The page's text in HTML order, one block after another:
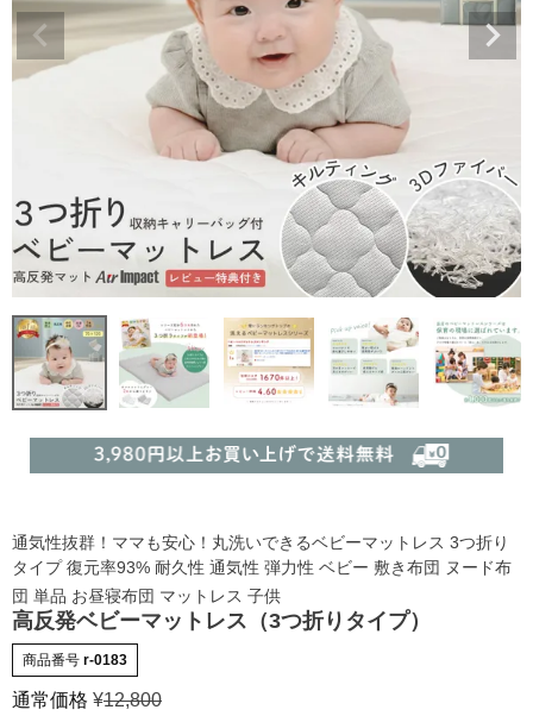
通気性抜群！ママも安心！丸洗いできるベビーマットレス 3つ折り
タイプ 復元率93% 耐久性 通気性 弾力性 ベビー 敷き布団 ヌード布
団 単品 お昼寝布団 マットレス 子供
高反発ベビーマットレス（3つ折りタイプ）
商品番号 r-0183
通常価格 ¥12,800